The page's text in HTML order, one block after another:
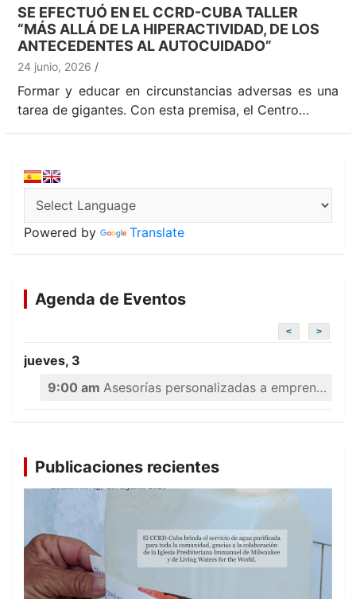
SE EFECTUÓ EN EL CCRD-CUBA TALLER
“MÁS ALLÁ DE LA HIPERACTIVIDAD, DE LOS
ANTECEDENTES AL AUTOCUIDADO”
24 junio, 2026
Formar y educar en circunstancias adversas es una
tarea de gigantes. Con esta premisa, el Centro…
Powered by Translate
Agenda de Eventos
< >
jueves, 3
9:00 am Asesorías personalizadas a emprendedores
Publicaciones recientes